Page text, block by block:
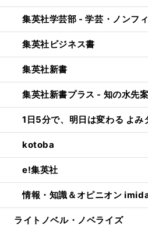
集英社学芸部 - 学芸・ノンフ
集英社ビジネス書
集英社新書
集英社新書プラス - 知の水先
1日5分で、明日は変わる よ
kotoba
e!集英社
情報・知識＆オピニオン
ライトノベル・ノベライズ